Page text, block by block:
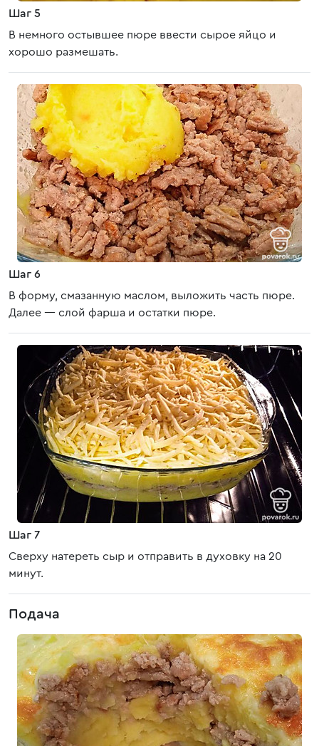
Шаг 5
В немного остывшее пюре ввести сырое яйцо и
хорошо размешать.
Шаг 6
В форму, смазанную маслом, выложить часть пюре.
Далее — слой фарша и остатки пюре.
Шаг 7
Сверху натереть сыр и отправить в духовку на 20
минут.
Подача